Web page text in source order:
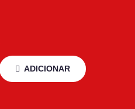
ADICIONAR